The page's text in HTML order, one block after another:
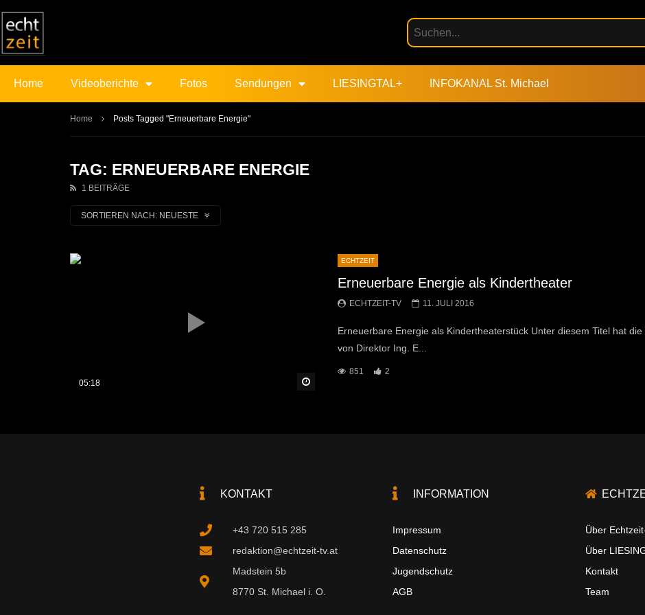
Home Videoberichte Fotos Sendungen LIESINGTAL+ INFOKANAL St. Michael
Home Posts Tagged "Erneuerbare Energie"
TAG: ERNEUERBARE ENERGIE
1 BEITRÄGE
SORTIEREN NACH: NEUESTE
05:18
ECHTZEIT
Erneuerbare Energie als Kindertheater
ECHTZEIT-TV 11. JULI 2016
Erneuerbare Energie als Kindertheaterstück Unter diesem Titel hat
von Direktor Ing. E...
851 2
KONTAKT
+43 720 515 285
redaktion@echtzeit-tv.at
Madstein 5b
8770 St. Michael i. O.
INFORMATION
Impressum
Datenschutz
Jugendschutz
AGB
Über
Über
Kontakt
Team